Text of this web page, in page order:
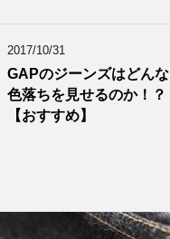
2017/10/31
GAPのジーンズはどんな
色落ちを見せるのか！？
【おすすめ】